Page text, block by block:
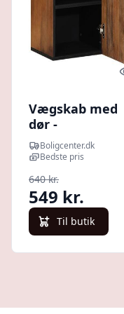
Vægskab med
dør -
honningbrun
mangotræ 38 ×
Boligcenter.dk
Bedste pris
640 kr.
549 kr.
Til butik